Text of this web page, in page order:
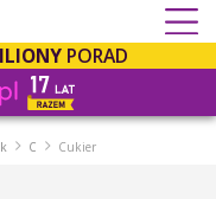
PORAD
C Cukier